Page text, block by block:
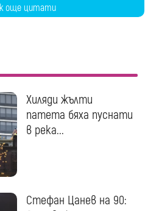
още цитати
Хиляди жълти
патета бяха пуснати
в река...
Стефан Цанев на 90: